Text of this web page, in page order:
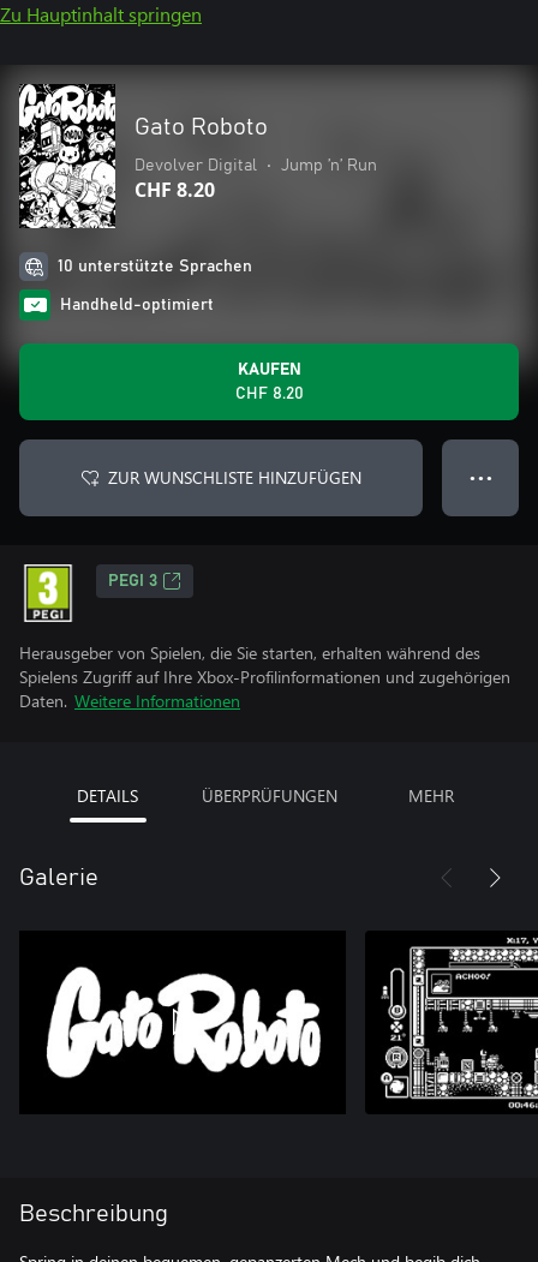
Zu Hauptinhalt springen
Gato Roboto
Devolver Digital • Jump ’n’ Run
CHF 8.20
10 unterstützte Sprachen
Handheld-optimiert
KAUFEN
CHF 8.20
ZUR WUNSCHLISTE HINZUFÜGEN ● ● ●
PEGI 3
Herausgeber von Spielen, die Sie starten, erhalten während des
Spielens Zugriff auf Ihre Xbox-Profilinformationen und zugehörigen
Daten. Weitere Informationen
DETAILS ÜBERPRÜFUNGEN MEHR
Galerie
Beschreibung